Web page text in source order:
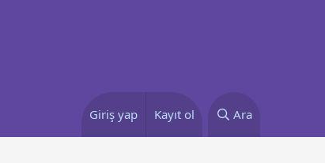
Giriş yap Kayıt ol Ara